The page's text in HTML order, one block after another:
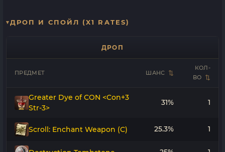
ДРОП И СПОЙЛ (X1 RATES)
ДРОП
ПРЕДМЕТ ШАНС
КОЛ-
ВО
Greater Dye of CON <Con+3
Str-3>
31% 1
Scroll: Enchant Weapon (C) 25.3% 1